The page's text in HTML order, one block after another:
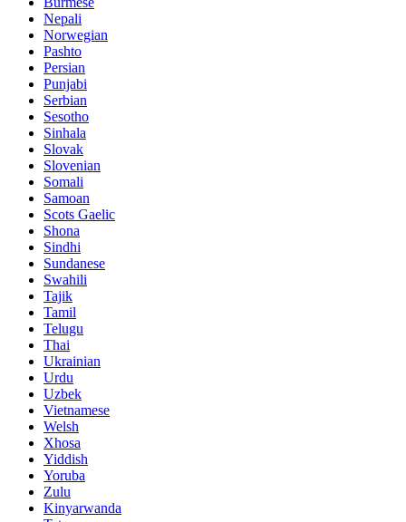
Nepali
Norwegian
Pashto
Persian
Punjabi
Serbian
Sesotho
Sinhala
Slovak
Slovenian
Somali
Samoan
Scots Gaelic
Shona
Sindhi
Sundanese
Swahili
Tajik
Tamil
Telugu
Thai
Ukrainian
Urdu
Uzbek
Vietnamese
Welsh
Xhosa
Yiddish
Yoruba
Zulu
Kinyarwanda